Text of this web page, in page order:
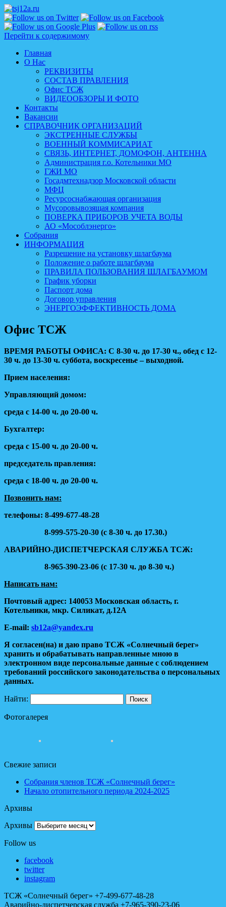
Перейти к содержимому
Главная
О Нас
РЕКВИЗИТЫ
СОСТАВ ПРАВЛЕНИЯ
Офис ТСЖ
ВИДЕООБЗОРЫ И ФОТО
Контакты
Вакансии
СПРАВОЧНИК ОРГАНИЗАЦИЙ
ЭКСТРЕННЫЕ СЛУЖБЫ
ВОЕННЫЙ КОММИСАРИАТ
СВЯЗЬ, ИНТЕРНЕТ, ДОМОФОН, АНТЕННА
Администрация г.о. Котельники МО
ГЖИ МО
Госадмтехнадзор Московской области
МФЦ
Ресурсоснабжающая организация
Мусоровывозящая компания
ПОВЕРКА ПРИБОРОВ УЧЕТА ВОДЫ
АО «Мособлэнерго»
Собрания
ИНФОРМАЦИЯ
Разрешение на установку шлагбаума
Положение о работе шлагбаума
ПРАВИЛА ПОЛЬЗОВАНИЯ ШЛАГБАУМОМ
График уборки
Паспорт дома
Договор управления
ЭНЕРГОЭФФЕКТИВНОСТЬ ДОМА
Офис ТСЖ
ВРЕМЯ РАБОТЫ ОФИСА: С 8-30 ч. до 17-30 ч., обед с 12-
30 ч. до 13-30 ч. суббота, воскресенье – выходной.
Прием населения:
Управляющий домом:
среда с 14-00 ч. до 20-00 ч.
Бухгалтер:
среда с 15-00 ч. до 20-00 ч.
председатель правления:
среда с 18-00 ч. до 20-00 ч.
Позвонить нам:
телефоны: 8-499-677-48-28
8-999-575-20-30 (с 8-30 ч. до 17.30.)
АВАРИЙНО-ДИСПЕТЧЕРСКАЯ СЛУЖБА ТСЖ:
8-965-390-23-06 (с 17-30 ч. до 8-30 ч.)
Написать нам:
Почтовый адрес: 140053 Московская область, г.
Котельники, мкр. Силикат, д.12А
E-mail: sb12a@yandex.ru
Я согласен(на) и даю право ТСЖ «Солнечный берег»
хранить и обрабатывать направленные мною в
электронном виде персональные данные с соблюдением
требований российского законодательства о персональных
данных.
Найти:
Фотогалерея
Свежие записи
Собрания членов ТСЖ «Солнечный берег»
Начало отопительного периода 2024-2025
Архивы
Архивы
Follow us
facebook
twitter
instagram
ТСЖ «Солнечный берег» +7-499-677-48-28
Аварийно-диспетчерская служба +7-965-390-23-06